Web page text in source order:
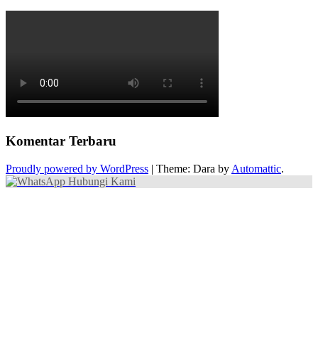
Komentar Terbaru
Proudly powered by WordPress | Theme: Dara by Automattic.
Hubungi Kami